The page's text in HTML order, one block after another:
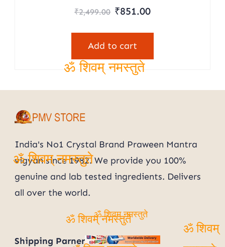
₹2,499.00 Original
₹2,499.00.
₹851.00Current
Add to cart
India's No1 Crystal Brand Praween Mantra
vigyan since 1982. We provide you 100%
genuine and lab tested ingredients. Delivers
all over the world.
Shipping Parner
ॐ शिवम् नमस्तुते
ॐ शिवम् नमस्तुते
ॐ शिवम् नमस्तुते
ॐ शिवम् नमस्तुते
ॐ शिवम्